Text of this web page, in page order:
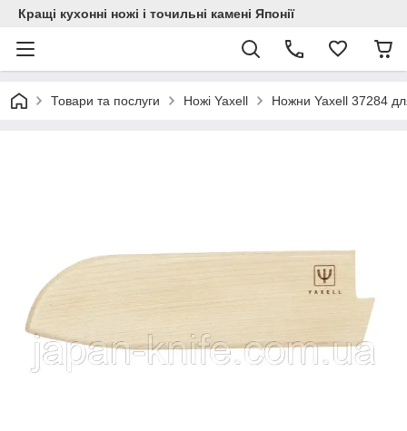
Кращі кухонні ножі і точильні камені Японії
Товари та послуги Ножі Yaxell Ножни Yaxell 37284